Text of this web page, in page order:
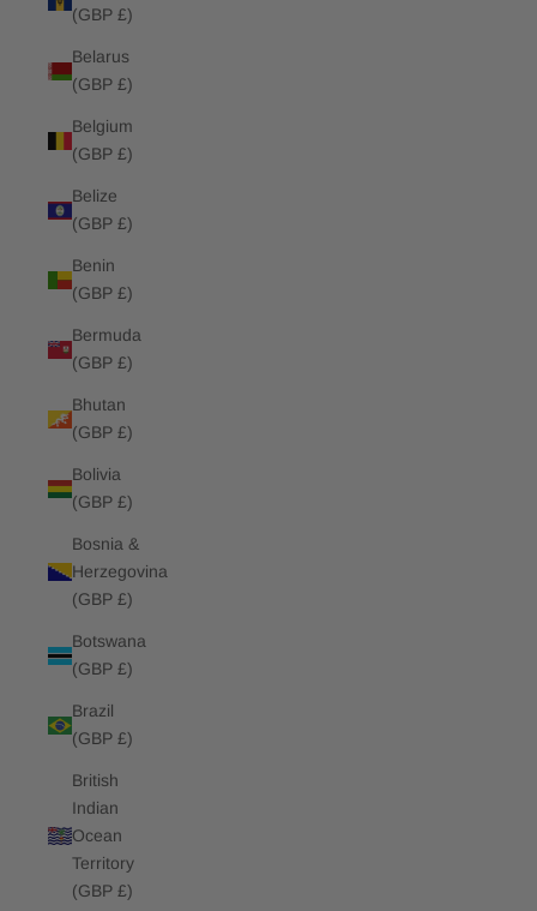
(GBP £)
Belarus
(GBP £)
Belgium
(GBP £)
Belize
(GBP £)
Benin
(GBP £)
Bermuda
(GBP £)
Bhutan
(GBP £)
Bolivia
(GBP £)
Bosnia &
Herzegovina
(GBP £)
Botswana
(GBP £)
Brazil
(GBP £)
British
Indian
Ocean
Territory
(GBP £)